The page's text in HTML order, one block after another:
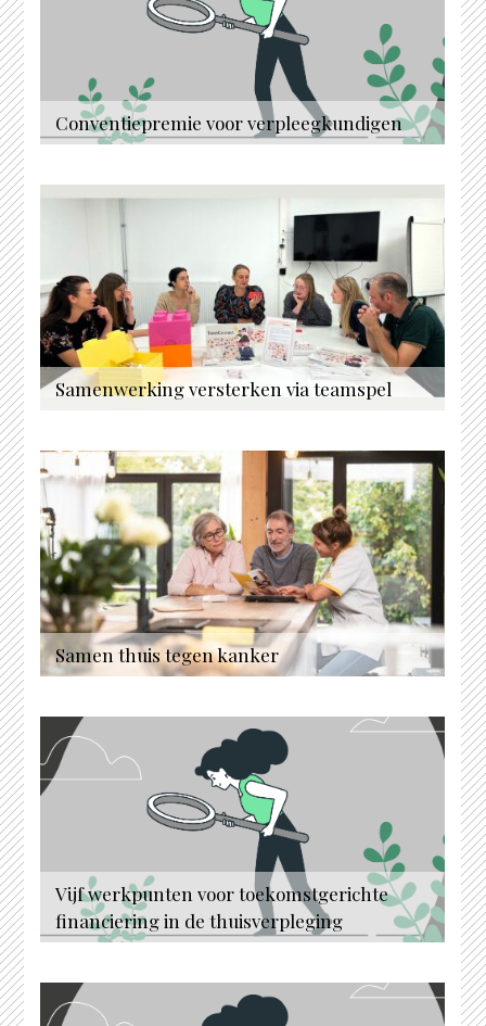
Conventiepremie voor verpleegkundigen
Samenwerking versterken via teamspel
Samen thuis tegen kanker
Vijf werkpunten voor toekomstgerichte
financiering in de thuisverpleging